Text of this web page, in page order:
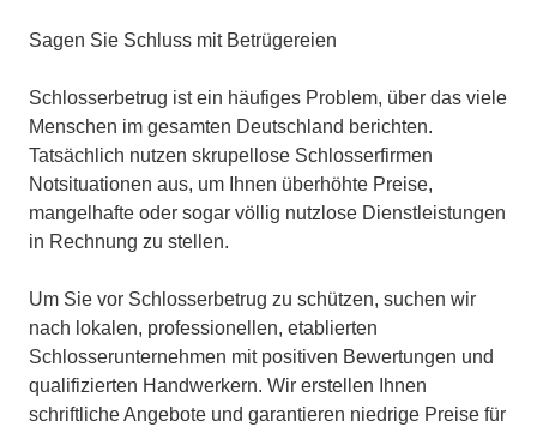
Sagen Sie Schluss mit Betrügereien
Schlosserbetrug ist ein häufiges Problem, über das viele
Menschen im gesamten Deutschland berichten.
Tatsächlich nutzen skrupellose Schlosserfirmen
Notsituationen aus, um Ihnen überhöhte Preise,
mangelhafte oder sogar völlig nutzlose Dienstleistungen
in Rechnung zu stellen.
Um Sie vor Schlosserbetrug zu schützen, suchen wir
nach lokalen, professionellen, etablierten
Schlosserunternehmen mit positiven Bewertungen und
qualifizierten Handwerkern. Wir erstellen Ihnen
schriftliche Angebote und garantieren niedrige Preise für